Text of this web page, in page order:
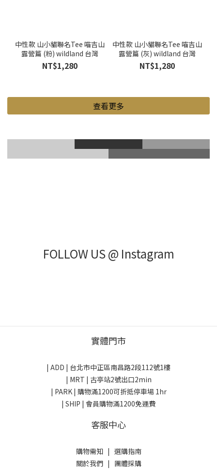
中性款 山小貓聯名Tee 喵吉山
露營篇 (粉) wildland 台灣
NT$1,280
中性款 山小貓聯名Tee 喵吉山
露營篇 (灰) wildland 台灣
NT$1,280
查看更多
登山鞋 Gore-Tex
登山杖 滑雪護具
FOLLOW US @ Instagram
實體門市
| ADD | 台北市中正區南昌路2段112號1樓
| MRT | 古亭站2號出口2min
| PARK | 購物滿1200可折抵停車場 1hr
| SHIP | 會員購物滿1200免運費
客服中心
購物需知| 選購指南
關於我們| 團體採購